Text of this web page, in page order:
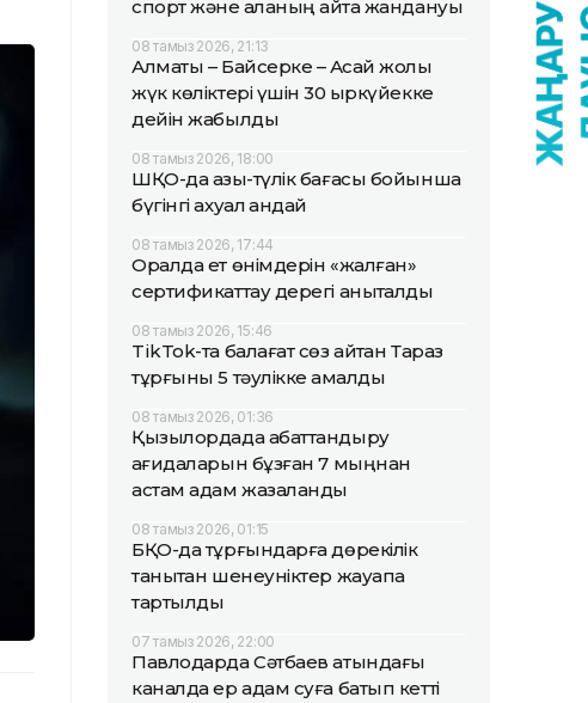
спорт және қаланың қайта жандануы
08 тамыз 2026, 21:13
Алматы – Байсерке – Ақсай жолы
жүк көліктері үшін 30 қыркүйекке
дейін жабылды
08 тамыз 2026, 18:00
ШҚО-да азық-түлік бағасы бойынша
бүгінгі ахуал қандай
08 тамыз 2026, 17:44
Оралда ет өнімдерін «жалған»
сертификаттау дерегі анықталды
08 тамыз 2026, 15:46
TikTok-та балағат сөз айтқан Тараз
тұрғыны 5 тәулікке қамалды
08 тамыз 2026, 01:36
Қызылордада абаттандыру
қағидаларын бұзған 7 мыңнан
астам адам жазаланды
08 тамыз 2026, 01:15
БҚО-да тұрғындарға дөрекілік
танытқан шенеуніктер жауапқа
тартылды
07 тамыз 2026, 22:00
Павлодарда Сәтбаев атындағы
каналда ер адам суға батып кетті